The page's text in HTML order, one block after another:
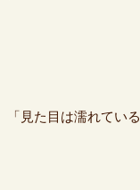
見た目は濡れてい